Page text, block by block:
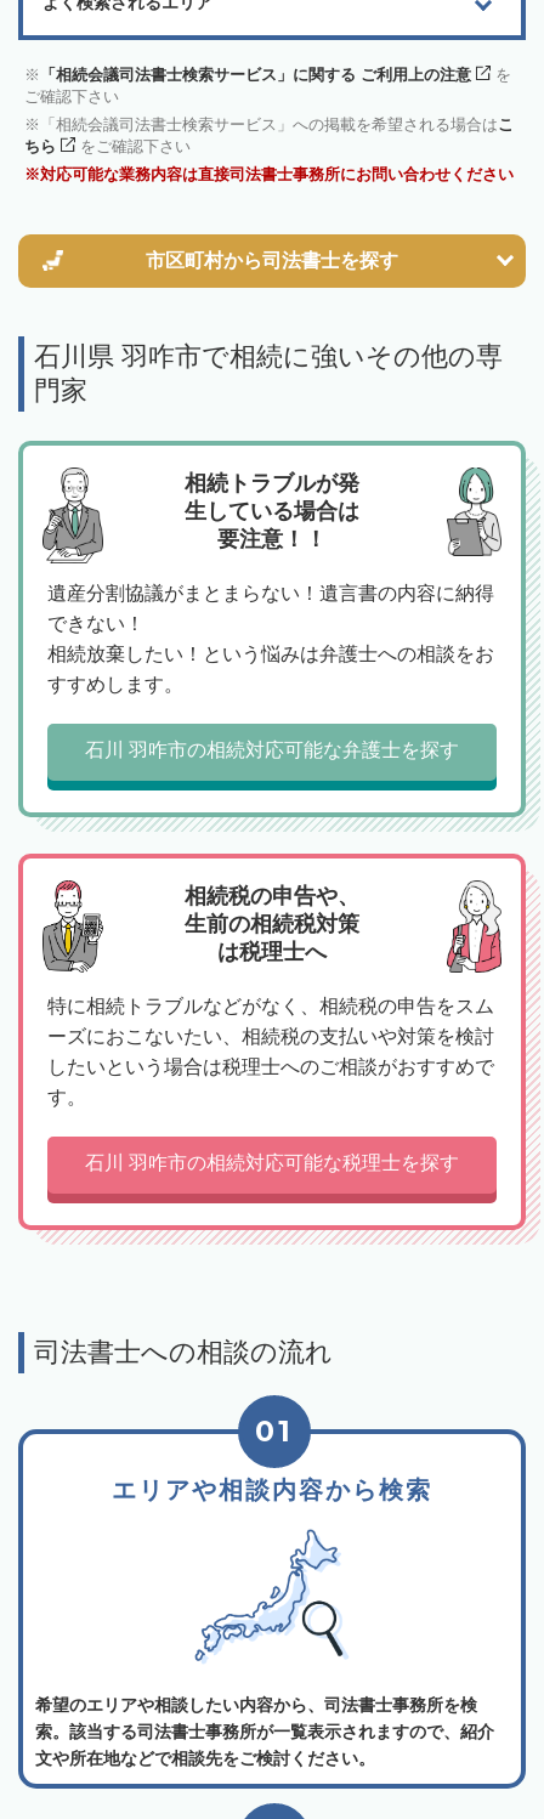
「相続会議司法書士検索サービス」に関する ご利用上の注意
を
ご確認下さい
「相続会議司法書士検索サービス」への掲載を希望される場合はこ
ちら
をご確認下さい
対応可能な業務内容は直接司法書士事務所にお問い合わせください
市区町村から司法書士を探す
石川県 羽咋市で相続に強いその他の専
門家
相続トラブルが発
生している場合は
要注意！！
遺産分割協議がまとまらない！遺言書の内容に納得
できない！
相続放棄したい！という悩みは弁護士への相談をお
すすめします。
石川 羽咋市の相続対応可能な弁護士を探す
相続税の申告や、
生前の相続税対策
は税理士へ
特に相続トラブルなどがなく、相続税の申告をスム
ーズにおこないたい、相続税の支払いや対策を検討
したいという場合は税理士へのご相談がおすすめで
す。
石川 羽咋市の相続対応可能な税理士を探す
司法書士への相談の流れ
エリアや相談内容から検索
01
希望のエリアや相談したい内容から、司法書士事務所を検
索。該当する司法書士事務所が一覧表示されますので、紹介
文や所在地などで相談先をご検討ください。